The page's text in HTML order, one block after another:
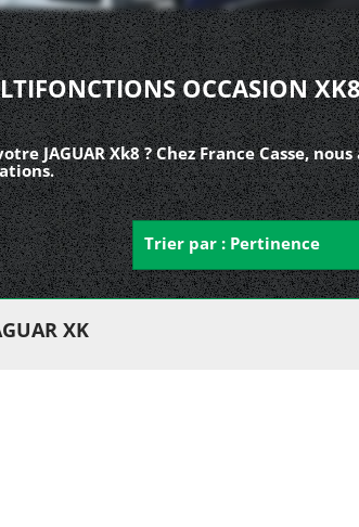
OCCASION
JAGUAR Xk8 ? Chez France Casse,
Trier par : Pertinence
XK